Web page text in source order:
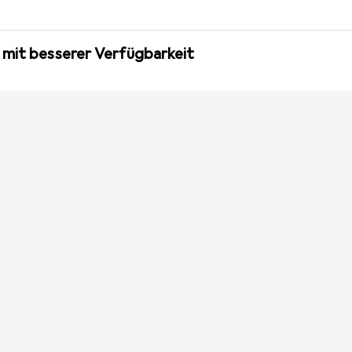
besserer Verfügbarkeit